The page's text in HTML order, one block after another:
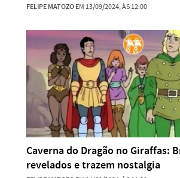
FELIPE MATOZOEM 13/09/2024, ÀS 12:00
Caverna do Dragão no Giraffas:
revelados e trazem nostalgia